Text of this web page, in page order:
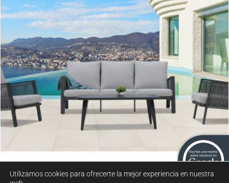
Sicilia
Utilizamos cookies para ofrecerte la mejor experiencia en nuestra